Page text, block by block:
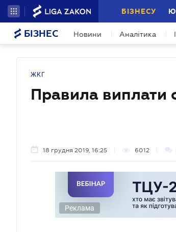
БІЗНЕСУ
БІЗНЕС Новини Аналітика
ЖКГ
Правила виплати
18 грудня 2019, 16:25 6012
Реклама